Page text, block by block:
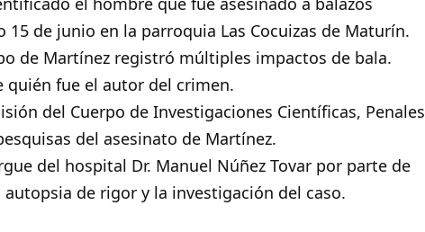
de junio en la parroquia Las Cocuizas de Maturín.
de Martínez registró múltiples impactos de bala.
quién fue el autor del crimen.
del Cuerpo de Investigaciones Científicas, Penales
del asesinato de Martínez.
del hospital Dr. Manuel Núñez Tovar por parte de
de rigor y la investigación del caso.